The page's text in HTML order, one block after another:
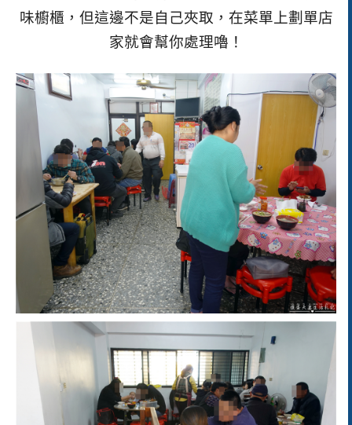
味櫥櫃，但這邊不是自己夾取，在菜單上劃單店
家就會幫你處理嚕！